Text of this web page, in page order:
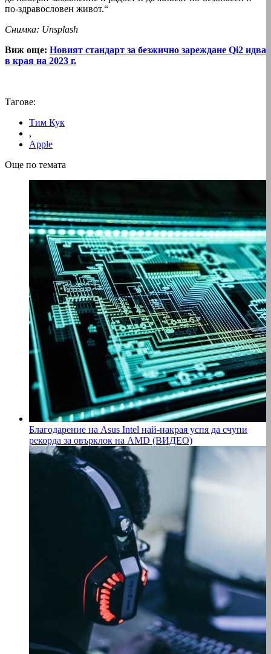
по-здравословен живот.“
Снимка: Unsplash
Виж още: Новият стандарт за безжично зареждане Qi2 идва
в края на 2023 г.
Тагове:
Тим Кук
,
Apple
Още по темата
Благодарение на Asus Intel най-накрая успя да счупи
рекорда за овърклок на AMD (ВИДЕО)